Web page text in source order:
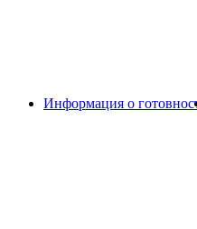
Информация о